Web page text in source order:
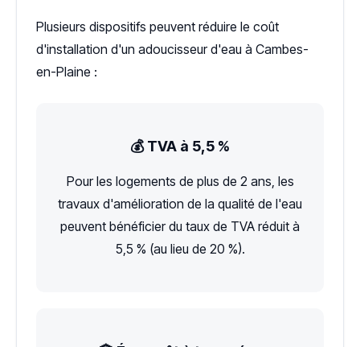
Plusieurs dispositifs peuvent réduire le coût
d'installation d'un adoucisseur d'eau à Cambes-
en-Plaine :
💰 TVA à 5,5 %
Pour les logements de plus de 2 ans, les
travaux d'amélioration de la qualité de l'eau
peuvent bénéficier du taux de TVA réduit à
5,5 % (au lieu de 20 %).